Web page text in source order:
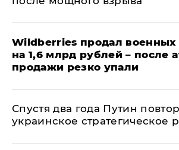
​Wildberries продал военных
на 1,6 млрд рублей – после
продажи резко упали
Спустя два года Путин
украинское стратегическое